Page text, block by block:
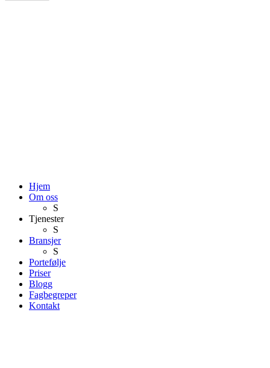
Hjem
Om oss
S
Tjenester
S
Bransjer
S
Portefølje
Priser
Blogg
Fagbegreper
Kontakt